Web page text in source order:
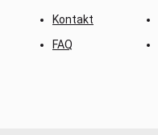
Kontakt
FAQ